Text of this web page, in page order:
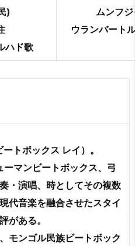
)
ハド歌
ムンフ
ウランバート
トボックス レイ）。
マンビートボックス、弓
・演唱、時としてその複数
代音楽を融合させたスタイ
がある。
モンゴル民族ビートボック